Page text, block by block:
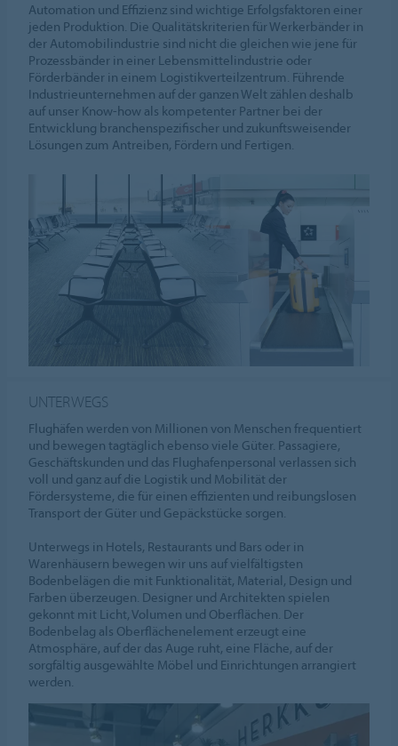
Automation und Effizienz sind wichtige Erfolgsfaktoren einer
jeden Produktion. Die Qualitätskriterien für Werkerbänder in
der Automobilindustrie sind nicht die gleichen wie jene für
Prozessbänder in einer Lebensmittelindustrie oder
Förderbänder in einem Logistikverteilzentrum. Führende
Industrieunternehmen auf der ganzen Welt zählen deshalb
auf unser Know-how als kompetenter Partner bei der
Entwicklung branchenspezifischer und zukunftsweisender
Lösungen zum Antreiben, Fördern und Fertigen.
UNTERWEGS
Flughäfen werden von Millionen von Menschen frequentiert
und bewegen tagtäglich ebenso viele Güter. Passagiere,
Geschäftskunden und das Flughafenpersonal verlassen sich
voll und ganz auf die Logistik und Mobilität der
Fördersysteme, die für einen effizienten und reibungslosen
Transport der Güter und Gepäckstücke sorgen.
Unterwegs in Hotels, Restaurants und Bars oder in
Warenhäusern bewegen wir uns auf vielfältigsten
Bodenbelägen die mit Funktionalität, Material, Design und
Farben überzeugen. Designer und Architekten spielen
gekonnt mit Licht, Volumen und Oberflächen. Der
Bodenbelag als Oberflächenelement erzeugt eine
Atmosphäre, auf der das Auge ruht, eine Fläche, auf der
sorgfältig ausgewählte Möbel und Einrichtungen arrangiert
werden.